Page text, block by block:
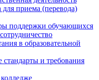
приема (перевода)
поддержки обучающихся
в образовательной
стандарты и требования